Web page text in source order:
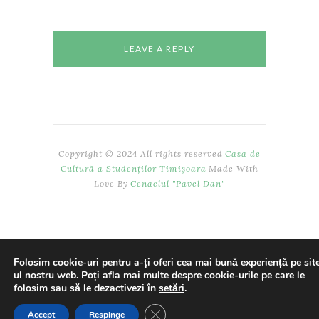
Copyright © 2024 All rights reserved Casa de
Cultură a Studenților Timișoara Made With
Love By Cenaclul "Pavel Dan"
Folosim cookie-uri pentru a-ți oferi cea mai bună experiență pe
ul nostru web. Poți afla mai multe despre cookie-urile pe care le
folosim sau să le dezactivezi în setări.
Accept Respinge CLOSE GDPR COOKIE